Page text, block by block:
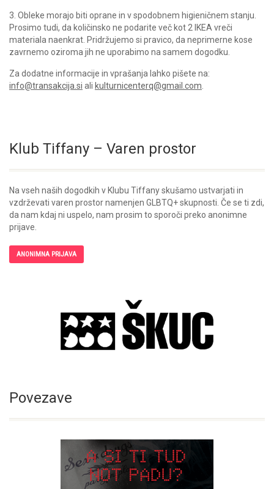
3. Obleke morajo biti oprane in v spodobnem higieničnem stanju.
Prosimo tudi, da količinsko ne podarite več kot 2 IKEA vreči
materiala naenkrat. Pridržujemo si pravico, da neprimerne kose
zavrnemo oziroma jih ne uporabimo na samem dogodku.
Za dodatne informacije in vprašanja lahko pišete na:
info@transakcija.si ali kulturnicenterq@gmail.com
Klub Tiffany – Varen prostor
Na vseh naših dogodkih v Klubu Tiffany skušamo ustvarjati in
vzdrževati varen prostor namenjen GLBTQ+ skupnosti. Če se ti zdi,
da nam kdaj ni uspelo, nam prosim to sporoči preko anonimne
prijave.
ANONIMNA PRIJAVA
Povezave